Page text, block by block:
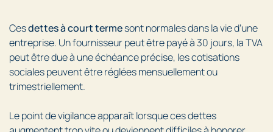
Cesdettes à court termesont normales dans la vie d’une
entreprise. Un fournisseur peut être payé à 30 jours, la TVA
peut être due à une échéance précise, les cotisations
sociales peuvent être réglées mensuellement ou
trimestriellement.
Le point de vigilance apparaît lorsque ces dettes